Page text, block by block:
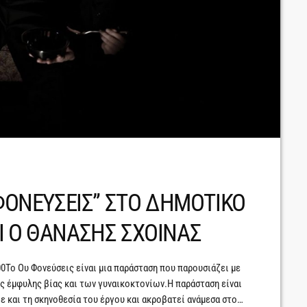
ΣΤΟ ΔΗΜΟΤΙΚΟ
Ο ΘΑΝΑΣΗΣ ΣΧΟΙΝΑΣ
Ου Φονεύσεις είναι μια παράσταση που παρουσιάζει με
βίας και των γυναικοκτονίων.Η παράσταση είναι
τη σκηνοθεσία του έργου και ακροβατεί ανάμεσα στο